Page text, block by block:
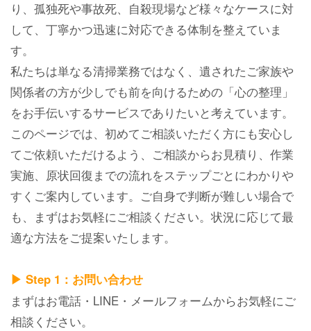
り、孤独死や事故死、自殺現場など様々なケースに対
して、丁寧かつ迅速に対応できる体制を整えていま
す。
私たちは単なる清掃業務ではなく、遺されたご家族や
関係者の方が少しでも前を向けるための「心の整理」
をお手伝いするサービスでありたいと考えています。
このページでは、初めてご相談いただく方にも安心し
てご依頼いただけるよう、ご相談からお見積り、作業
実施、原状回復までの流れをステップごとにわかりや
すくご案内しています。ご自身で判断が難しい場合で
も、まずはお気軽にご相談ください。状況に応じて最
適な方法をご提案いたします。
▶ Step 1：お問い合わせ
まずはお電話・LINE・メールフォームからお気軽にご
相談ください。